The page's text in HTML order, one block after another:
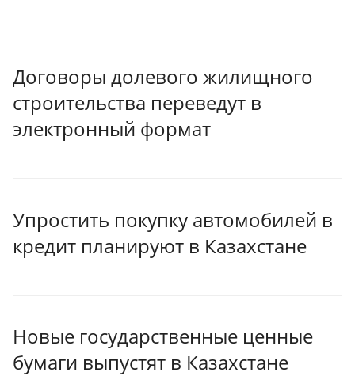
Договоры долевого жилищного
строительства переведут в
электронный формат
Упростить покупку автомобилей в
кредит планируют в Казахстане
Новые государственные ценные
бумаги выпустят в Казахстане